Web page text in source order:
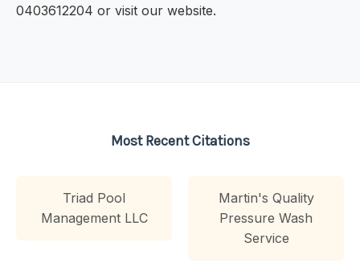
0403612204 or visit our website.
Most Recent Citations
Triad Pool
Management LLC
Martin's Quality
Pressure Wash
Service